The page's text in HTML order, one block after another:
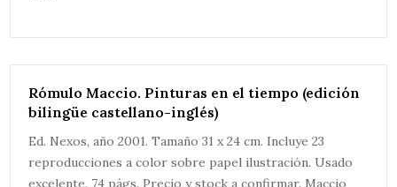
Rómulo Maccio. Pinturas en el tiempo (edición
bilingüe castellano-inglés)
Ed. Nexos, año 2001. Tamaño 31 x 24 cm. Incluye 23
reproducciones a color sobre papel ilustración. Usado
excelente, 74 págs. Precio y stock a confirmar. Maccio